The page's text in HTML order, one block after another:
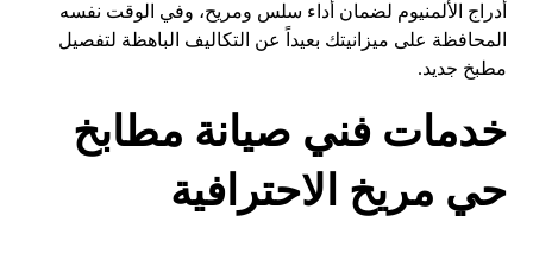
أدراج الألمنيوم لضمان أداء سلس ومريح، وفي الوقت نفسه
المحافظة على ميزانيتك بعيداً عن التكاليف الباهظة لتفصيل
مطبخ جديد.
خدمات فني صيانة مطابخ
حي مريخ الاحترافية